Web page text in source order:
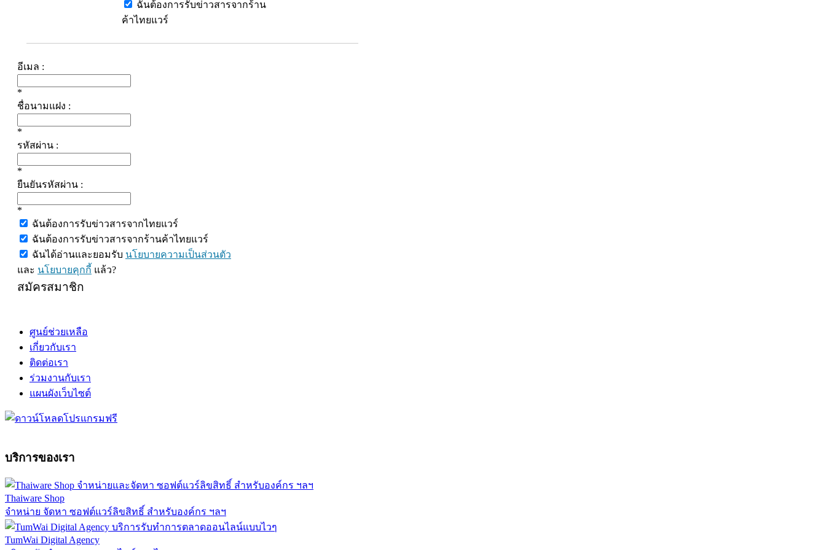
ฉันต้องการรับข่าวสารจากร้าน
ค้าไทยแวร์
อีเมล :
*
ชื่อนามแฝง :
*
รหัสผ่าน :
*
ยืนยันรหัสผ่าน :
*
ฉันต้องการรับข่าวสารจากไทยแวร์
ฉันต้องการรับข่าวสารจากร้านค้าไทยแวร์
ฉันได้อ่านและยอมรับ นโยบายความเป็นส่วนตัว
และ นโยบายคุกกี้ แล้ว?
สมัครสมาชิก
ศูนย์ช่วยเหลือ
เกี่ยวกับเรา
ติดต่อเรา
ร่วมงานกับเรา
แผนผังเว็บไซต์
บริการของเรา
Thaiware Shop
จำหน่าย จัดหา ซอฟต์แวร์ลิขสิทธิ์ สำหรับองค์กร ฯลฯ
TumWai Digital Agency